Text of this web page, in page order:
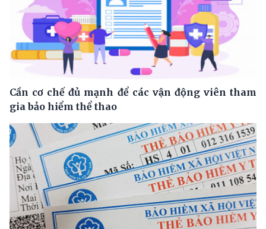
Cần cơ chế đủ mạnh để các vận động viên tham
gia bảo hiểm thể thao